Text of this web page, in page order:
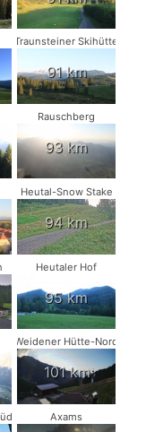
Traunsteiner Skihütte
91 km
Rauschberg
93 km
Heutal-Snow Stake
94 km
Heutaler Hof
95 km
Weidener Hütte-Nord
101 km
Axams